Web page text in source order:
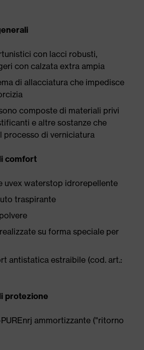
con lacci robusti,
con calzata extra ampia
di allacciatura che impedisce
composte di materiali privi
e altre sostanze che
processo di verniciatura
comfort
uvex waterstop idrorepellente
traspirante
su forma speciale per
antistatica estraibile (cod. art.:
protezione
ammortizzante ("ritorno